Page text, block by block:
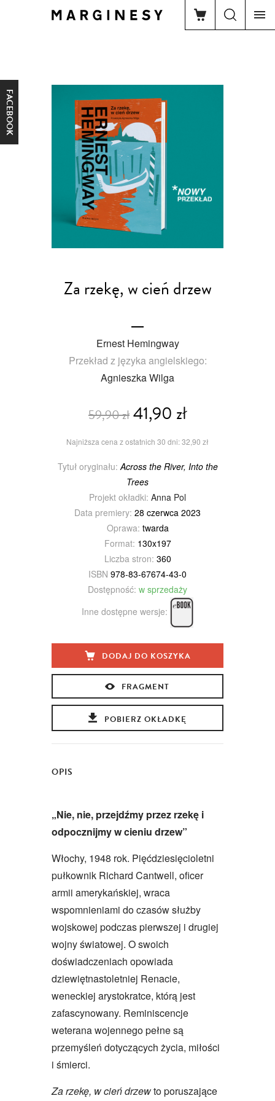
FACEBOOK
Za rzekę, w cień drzew
Ernest Hemingway
Przekład z języka angielskiego:
Agnieszka Wilga
59,90 zł41,90 zł
Najniższa cena z ostatnich 30 dni: 32,90 zł
Tytuł oryginału: Across the River, Into the
Trees
Projekt okładki: Anna Pol
Data premiery: 28 czerwca 2023
Oprawa: twarda
Format: 130x197
Liczba stron: 360
ISBN 978-83-67674-43-0
Dostępność: w sprzedaży
Inne dostępne wersje:
DODAJ DO KOSZYKA
FRAGMENT
POBIERZ OKŁADKĘ
OPIS
„Nie, nie, przejdźmy przez rzekę i
odpocznijmy w cieniu drzew”
Włochy, 1948 rok. Pięćdziesięcioletni
pułkownik Richard Cantwell, oficer
armii amerykańskiej, wraca
wspomnieniami do czasów służby
wojskowej podczas pierwszej i drugiej
wojny światowej. O swoich
doświadczeniach opowiada
dziewiętnastoletniej Renacie,
weneckiej arystokratce, którą jest
zafascynowany. Reminiscencje
weterana wojennego pełne są
przemyśleń dotyczących życia, miłości
i śmierci.
Za rzekę, w cień drzewto poruszające